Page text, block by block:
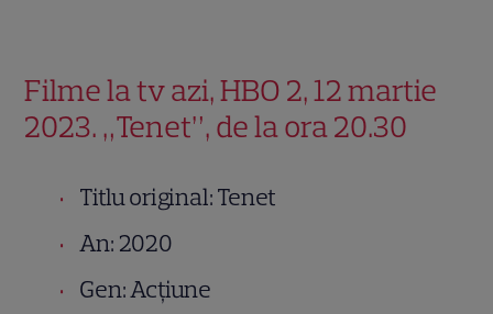
Filme la tv azi, HBO 2, 12 martie
2023. „Tenet”, de la ora 20.30
Titlu original: Tenet
An: 2020
Gen: Acțiune